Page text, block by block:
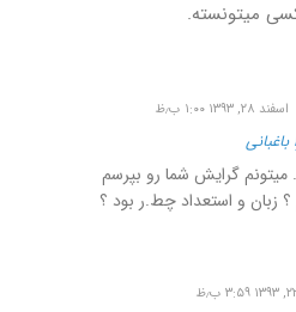
میتونسته.
اسفند ۲۸, ۱۳۹۳ ۱:۰۰ ب٫ظ
گرایش شما رو بپرسم
زبان و استعداد چط.ر بود ؟